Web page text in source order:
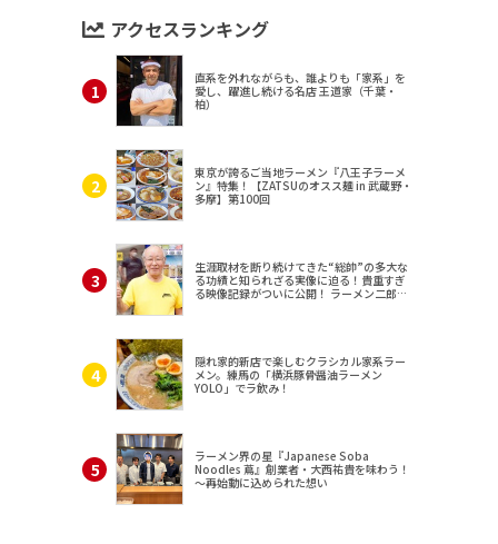
アクセスランキング
直系を外れながらも、誰よりも「家系」を
愛し、躍進し続ける名店 王道家（千葉・
柏）
東京が誇るご当地ラーメン『八王子ラーメ
ン』特集！【ZATSUのオスス麺 in 武蔵野・
多摩】第100回
生涯取材を断り続けてきた“総帥”の多大な
る功績と知られざる実像に迫る！貴重すぎ
る映像記録がついに公開！ ラーメン二郎
隠れ家的新店で楽しむクラシカル家系ラー
メン。練馬の「横浜豚骨醤油ラーメン
YOLO」でラ飲み！
ラーメン界の星『Japanese Soba
Noodles 蔦』創業者・大西祐貴を味わう！
～再始動に込められた想い